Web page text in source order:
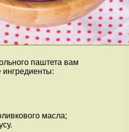
паштета вам
масла;